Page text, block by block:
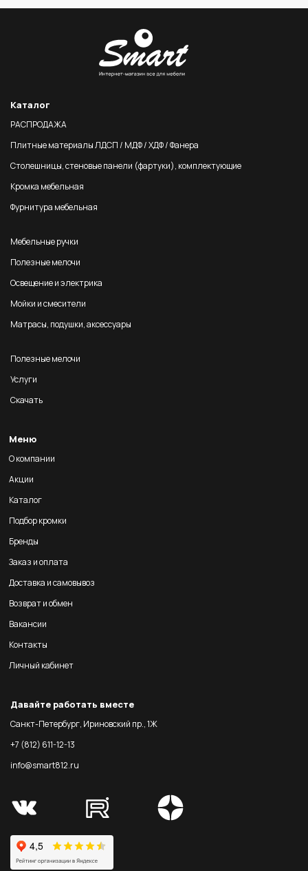
Каталог
РАСПРОДАЖА
Плитные материалы ЛДСП / МДФ / ХДФ / Фанера
Столешницы, стеновые панели (фартуки), комплектующие
Кромка мебельная
Фурнитура мебельная
Мебельные ручки
Полезные мелочи
Освещение и электрика
Мойки и смесители
Матрасы, подушки, аксессуары
Полезные мелочи
Услуги
Скачать
Меню
О компании
Акции
Каталог
Подбор кромки
Бренды
Заказ и оплата
Доставка и самовывоз
Возврат и обмен
Вакансии
Контакты
Личный кабинет
Давайте работать вместе
Санкт-Петербург, Ириновский пр., 1Ж
+7 (812) 611-12-13
info@smart812.ru